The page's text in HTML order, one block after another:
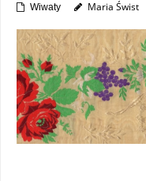
Wiwaty Maria Świst